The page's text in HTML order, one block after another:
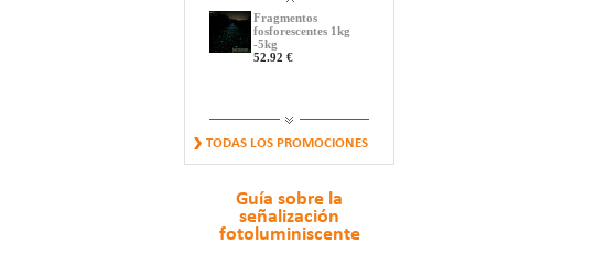
Fragmentos
fosforescentes 1kg
-5kg
52.92 €
FOTOLUMINISCENTE
TODAS LOS PROMOCIONES
Guía sobre la
señalización
fotoluminiscente